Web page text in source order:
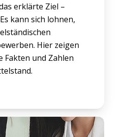
erklärte Ziel –
kann sich lohnen,
Hier zeigen
Fakten und Zahlen